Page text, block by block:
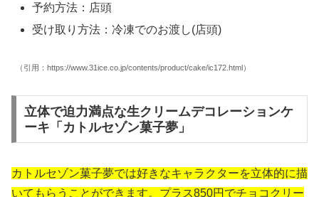
予約方法：店頭
受け取り方法：冷凍でのお渡し(店頭)
（引用：https://www.31ice.co.jp/contents/product/cake/ic172.html）
立体で迫力満点な生クリームデコレーションケ
ーキ「カトルセゾン菓子夢」
カトルセゾン菓子夢では好きなキャラクターを立体的に描
いてもらうことができます。プラス850円でチョコクリー